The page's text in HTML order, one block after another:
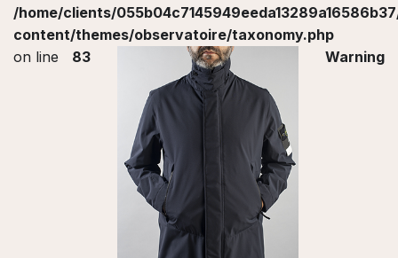
/home/clients/
content/themes/observatoire/taxonomy.php
on line
83 Warning